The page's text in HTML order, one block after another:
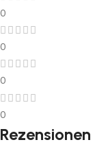
0
0
0
0
Rezensionen